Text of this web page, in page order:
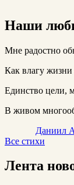
Наши
Мне радостно
Как влагу
Единство цели,
В живом
Даниил
Все стихи
Лента